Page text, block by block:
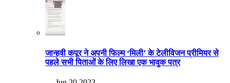
जान्हवी कपूर ने अपनी फिल्म ‘मिली’ के टेलीविजन प्रीमियर से
पहले सभी पिताओं के लिए लिखा एक भावुक पत्र